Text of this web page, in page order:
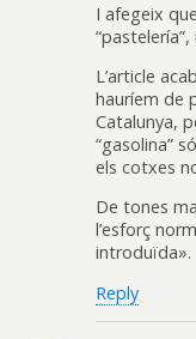
I afegeix
L’article
hauríem de
Catalunya,
“gasolina”
els cotxes
De tones
l’esforç
introduïda».
Reply